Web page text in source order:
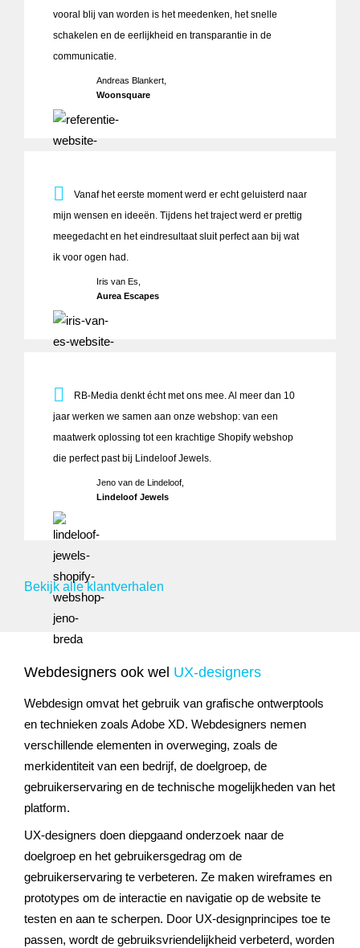
Andreas Blankert,
Woonsquare
vooral blij van worden is het meedenken, het snelle
schakelen en de eerlijkheid en transparantie in de
communicatie.
Iris van Es,
Aurea Escapes
Vanaf het eerste moment werd er echt geluisterd naar
mijn wensen en ideeën. Tijdens het traject werd er prettig
meegedacht en het eindresultaat sluit perfect aan bij wat
ik voor ogen had.
Vanaf het eerste moment werd er echt geluisterd naar
Jeno van de Lindeloof,
Lindeloof Jewels
RB-Media denkt écht met ons mee. Al meer dan 10
jaar werken we samen aan onze webshop: van een
maatwerk oplossing tot een krachtige Shopify webshop
die perfect past bij Lindeloof Jewels.
RB-Media denkt écht met ons mee. Al meer dan 10 jaar
Bekijk alle klantverhalen
Webdesigners ook wel UX-designers
Webdesign omvat het gebruik van grafische ontwerptools
en technieken zoals Adobe XD. Webdesigners nemen
verschillende elementen in overweging, zoals de
merkidentiteit van een bedrijf, de doelgroep, de
gebruikerservaring en de technische mogelijkheden van het
platform.
UX-designers doen diepgaand onderzoek naar de
doelgroep en het gebruikersgedrag om de
gebruikerservaring te verbeteren. Ze maken wireframes en
prototypes om de interactie en navigatie op de website te
testen en aan te scherpen. Door UX-designprincipes toe te
passen, wordt de gebruiksvriendelijkheid verbeterd, worden